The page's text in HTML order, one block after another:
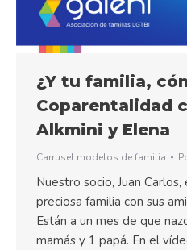
¿Y tu familia,
Coparentalidad
Alkmini y Elena
Carrusel modelos de familia
Nuestro socio, Juan
preciosa familia con sus
Están a un mes de que
mamás y 1 papá. En el